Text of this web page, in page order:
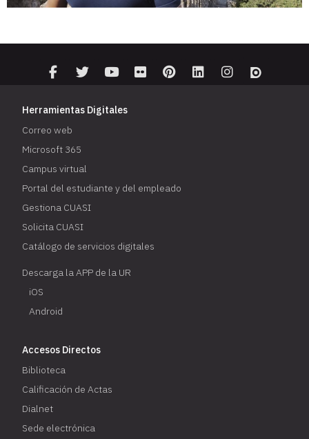
Herramientas Digitales
Correo web
Microsoft 365
Campus virtual
Portal del estudiante y del empleado
Gestiona CUASI
Solicita CUASI
Catálogo de servicios digitales
Descarga la APP de la UR
iOS
Android
Accesos Directos
Biblioteca
Calificación de Actas
Dialnet
Sede electrónica